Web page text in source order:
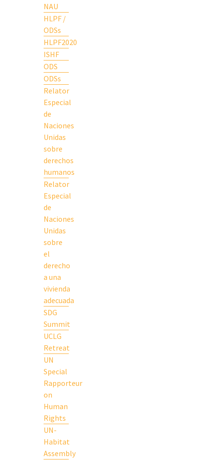
NAU
HLPF /
ODSs
HLPF2020
ISHF
ODS
ODSs
Relator
Especial
de
Naciones
Unidas
sobre
derechos
humanos
Relator
Especial
de
Naciones
Unidas
sobre
el
derecho
a una
vivienda
adecuada
SDG
Summit
UCLG
Retreat
UN
Special
Rapporteur
on
Human
Rights
UN-
Habitat
Assembly